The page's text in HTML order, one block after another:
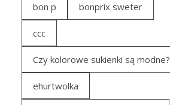
bon p bonprix sweter
ccc
Czy kolorowe sukienki są modne?
ehurtwolka